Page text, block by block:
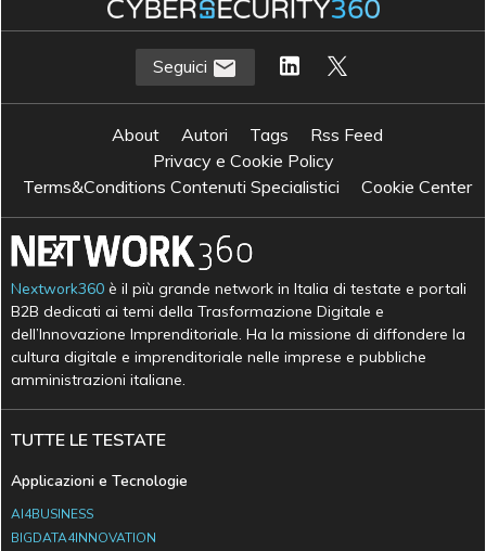
Seguici
About Autori Tags
Rss Feed
Privacy e Cookie Policy
Terms&Conditions Contenuti Specialistici
Cookie Center
Nextwork360 è il più grande network in Italia di testate e portali
B2B dedicati ai temi della Trasformazione Digitale e
dell’Innovazione Imprenditoriale. Ha la missione di diffondere la
cultura digitale e imprenditoriale nelle imprese e pubbliche
amministrazioni italiane.
TUTTE LE TESTATE
Applicazioni e Tecnologie
AI4BUSINESS
BIGDATA4INNOVATION